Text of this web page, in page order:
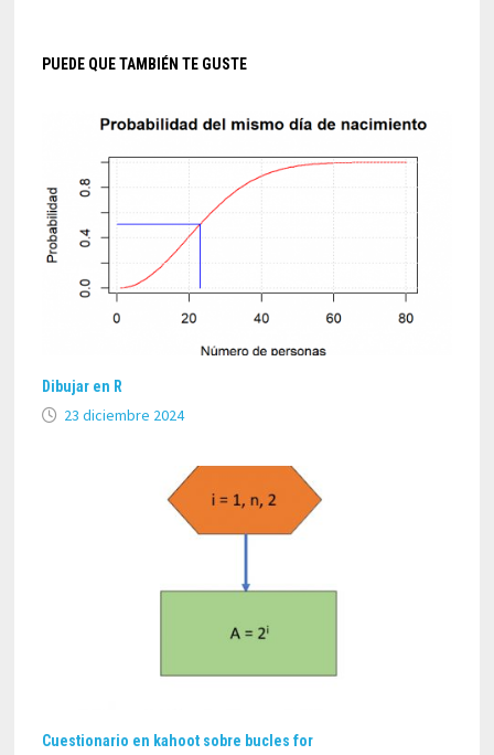
PUEDE QUE TAMBIÉN TE GUSTE
Dibujar en R
23 diciembre 2024
Cuestionario en kahoot sobre bucles for